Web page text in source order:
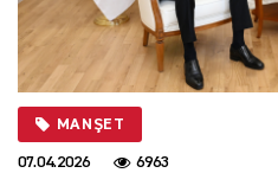
MANŞET
07.04.2026 6963